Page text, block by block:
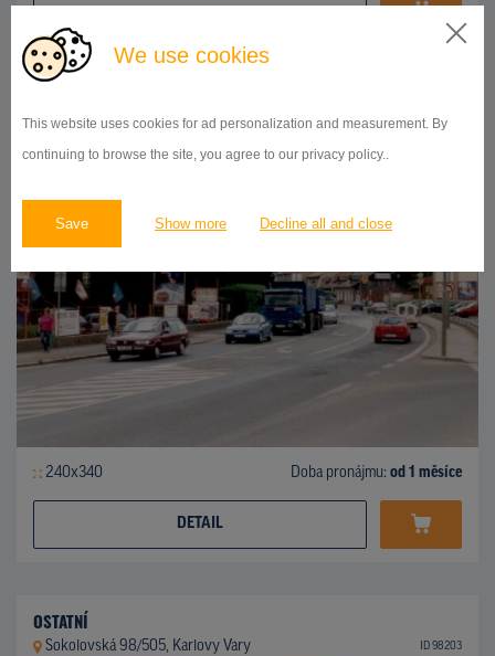
We use cookies
This website uses cookies for ad personalization and measurement. By
continuing to browse the site, you agree to our privacy policy..
Save Show more Decline all and close
Sokolovská, Karlovy Vary ID 98202
240x340 Doba pronájmu: od 1 měsíce
DETAIL
OSTATNÍ
Sokolovská 98/505, Karlovy Vary ID 98203